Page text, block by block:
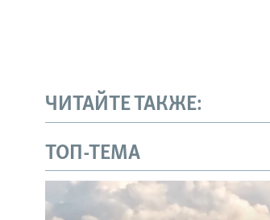
ЧИТАЙТЕ ТАКЖЕ:
ТОП-ТЕМА